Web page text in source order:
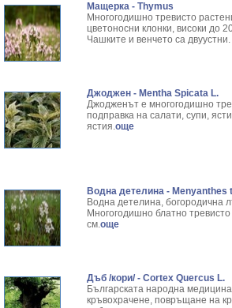
Мащерка - Thymus
Многогодишно тревисто
цветоносни клонки, високи до
Чашките и венчето са
Джоджен - Mentha Spicata L.
Джодженът е многогодишно
подправка на салати, супи,
ястия.още
Водна детелина - Menyanthes
Водна детелина, богородична
Многогодишно блатно
см.още
Дъб /кори/ - Cortex Quercus L.
Българската народна
кръвохрачене, повръщане на